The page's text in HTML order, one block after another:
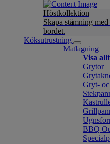
Höstkollektion
Skapa stämning
bordet.
Köksutrustning
Matlagning
Visa
Grytor
Gryt-
BBQ